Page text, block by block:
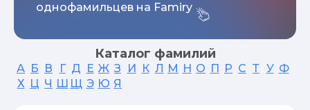
однофамильцев на Famiry
Каталог фамилий
А Б В Г Д Е Ж З И К Л М Н О П Р С Т У Ф
Х Ц Ч Ш Щ Э Ю Я